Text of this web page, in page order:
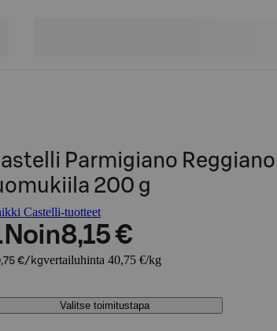
Parmigiano Reggiano
200 g
Castelli-tuotteet
Noin8,15 €
€/kgvertailuhinta 40,75 €/kg
Valitse toimitustapa